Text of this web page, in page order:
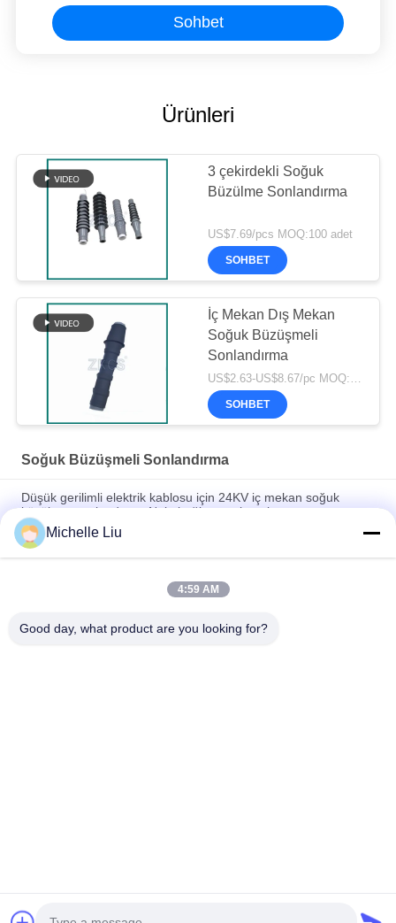
Sohbet
Ürünleri
3 çekirdekli Soğuk
Büzülme Sonlandırma
US$7.69/pcs MOQ:100 adet
SOHBET
İç Mekan Dış Mekan
Soğuk Büzüşmeli
Sonlandırma
US$2.63-US$8.67/pc MOQ:300 adet
SOHBET
Soğuk Büzüşmeli Sonlandırma
Düşük gerilimli elektrik kablosu için 24KV iç mekan soğuk
küçültme sonlandırma N tip bağlantı yalıtım borusu
Kesintisiz Genişleme Kendi kendini temizleyen Soğuk
büzüşmeli sonlandırma
Soğuk Büzüşmeli Sonlandırma: Güvenli ve Güvenilir Kablo
Michelle Liu
4:59 AM
Good day, what product are you looking for?